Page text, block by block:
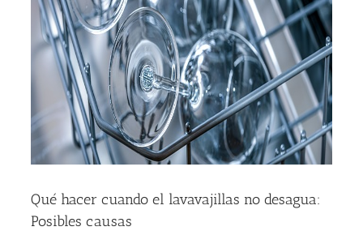
Servicio Técnico
Garantía
Blog
Trabaja con nosotros
Qué hacer cuando el lavavajillas no desagua:
Posibles causas